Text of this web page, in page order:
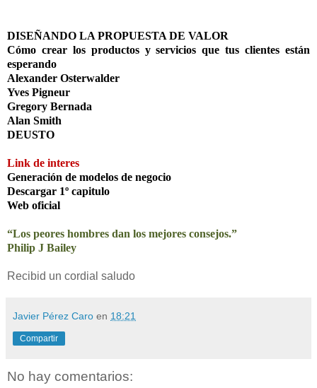
DISEÑANDO LA PROPUESTA DE VALOR
Cómo crear los productos y servicios que tus clientes están
esperando
Alexander Osterwalder
Yves Pigneur
Gregory Bernada
Alan Smith
DEUSTO
Link de interes
Generación de modelos de negocio
Descargar 1º capitulo
Web oficial
“Los peores hombres dan los mejores consejos.”
Philip J Bailey
Recibid un cordial saludo
Javier Pérez Caro en 18:21
Compartir
No hay comentarios: